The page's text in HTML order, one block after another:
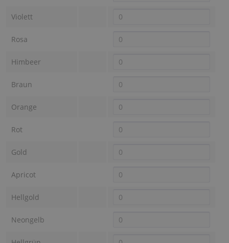
Violett
Rosa
Himbeer
Braun
Orange
Rot
Gold
Apricot
Hellgold
Neongelb